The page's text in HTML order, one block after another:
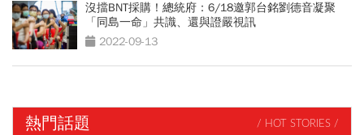
沒擋BNT採購！總統府：6/18邀郭台銘劉德音凝聚
「同島一命」共識、還與證嚴視訊
2022-09-13
熱門話題 / HOT STORIES /